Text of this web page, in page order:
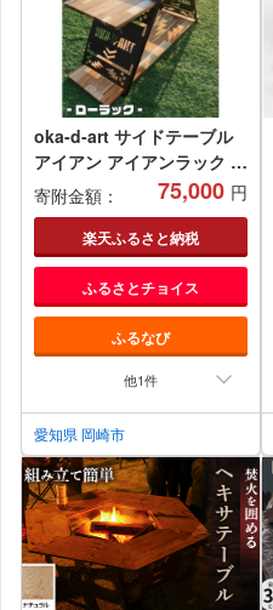
oka-d-art サイドテーブル
アイアン アイアンラック ソ
ロキャンプ アウトドア
【1274879】
寄附金額： 75,000 円
楽天ふるさと納税
ふるさとチョイス
ふるなび
他1件
愛知県 岡崎市